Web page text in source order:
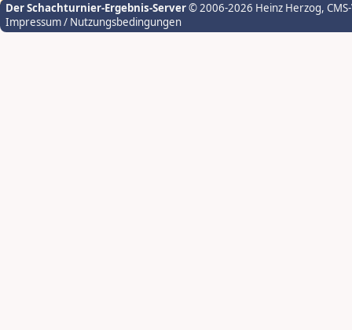
Der Schachturnier-Ergebnis-Server© 2006-2026 Heinz Herzog,
Impressum / Nutzungsbedingungen